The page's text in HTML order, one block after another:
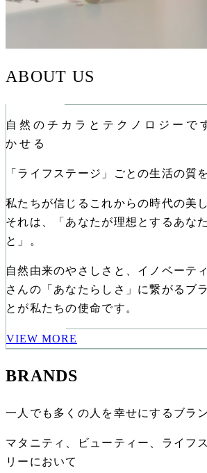
ABOUT US
自然のチカラと テクノロジーで
かせる
「ライフステージ」ごとの生活の質
私たちが信じるこれからの時代の美
それは、「あなたが理想とするあな
と」。
自然由来のやさしさと、イノベーテ
さんの「あなたらしさ」に繋がるブ
とが私たちの使命です。
VIEW MORE
BRANDS
一人でも多くの人を幸せにするブラ
マタニティ、ビューティー、ライフ
リーにおいて